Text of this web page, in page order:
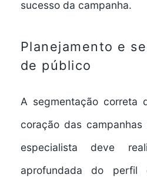
sucesso da campanha.
Planejamento e
de público
A segmentação correta
coração das
especialista deve
aprofundada do perfil